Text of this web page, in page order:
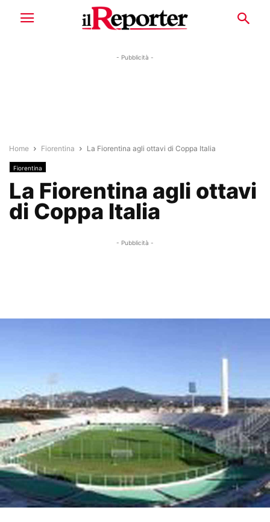
- Pubblicità -
Home Fiorentina La Fiorentina agli ottavi di Coppa Italia
Fiorentina
La Fiorentina agli ottavi
di Coppa Italia
- Pubblicità -